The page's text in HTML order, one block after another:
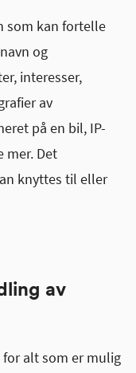
som kan fortelle
og
interesser,
av
på en bil, IP-
mer. Det
knyttes til eller
av
alt som er mulig